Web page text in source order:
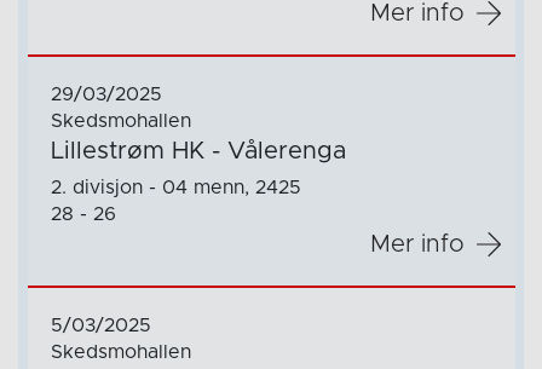
Mer info
29/03/2025
Skedsmohallen
Lillestrøm HK - Vålerenga
2. divisjon - 04 menn, 2425
28 - 26
Mer info
5/03/2025
Skedsmohallen